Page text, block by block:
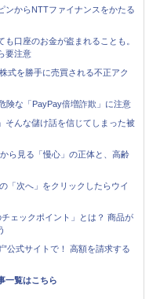
ンからNTTファイナンスをかたる
口座のお金が盗まれることも。
要注意
式を勝手に売買される不正アク
険な「PayPay倍増詐欺」に注意
そんな儲け話を信じてしまった被
ら見る「慢心」の正体と、高齢
「次へ」をクリックしたらウイ
ェックポイント」とは？ 商品が
公式サイトで！ 高額を請求する
一覧はこちら